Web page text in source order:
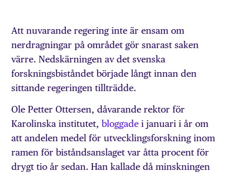
Att nuvarande regering inte är ensam om
nerdragningar på området gör snarast saken
värre. Nedskärningen av det svenska
forskningsbiståndet började långt innan den
sittande regeringen tillträdde.
Ole Petter Ottersen, dåvarande rektor för
Karolinska institutet, bloggade i januari i år om
att andelen medel för utvecklingsforskning inom
ramen för biståndsanslaget var åtta procent för
drygt tio år sedan. Han kallade då minskningen